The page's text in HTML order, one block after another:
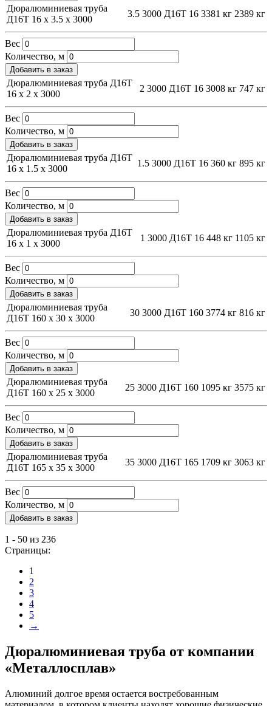
Дюралюминиевая труба
Д16Т 16 х 3.5 х 3000
3.5 3000 Д16Т 16 3381 кг 2389 кг
Вес
Количество, м
Добавить в заказ
Дюралюминиевая труба Д16Т
16 х 2 х 3000
2 3000 Д16Т 16 3008 кг 747 кг
Вес
Количество, м
Добавить в заказ
Дюралюминиевая труба Д16Т
16 х 1.5 х 3000
1.5 3000 Д16Т 16 360 кг 895 кг
Вес
Количество, м
Добавить в заказ
Дюралюминиевая труба Д16Т
16 х 1 х 3000
1 3000 Д16Т 16 448 кг 1105 кг
Вес
Количество, м
Добавить в заказ
Дюралюминиевая труба
Д16Т 160 х 30 х 3000
30 3000 Д16Т 160 3774 кг 816 кг
Вес
Количество, м
Добавить в заказ
Дюралюминиевая труба
Д16Т 160 х 25 х 3000
25 3000 Д16Т 160 1095 кг 3575 кг
Вес
Количество, м
Добавить в заказ
Дюралюминиевая труба
Д16Т 165 х 35 х 3000
35 3000 Д16Т 165 1709 кг 3063 кг
Вес
Количество, м
Добавить в заказ
1 - 50 из 236
Страницы:
1
2
3
4
5
→
Дюралюминиевая труба от компании
«Металлосплав»
Алюминий долгое время остается востребованным